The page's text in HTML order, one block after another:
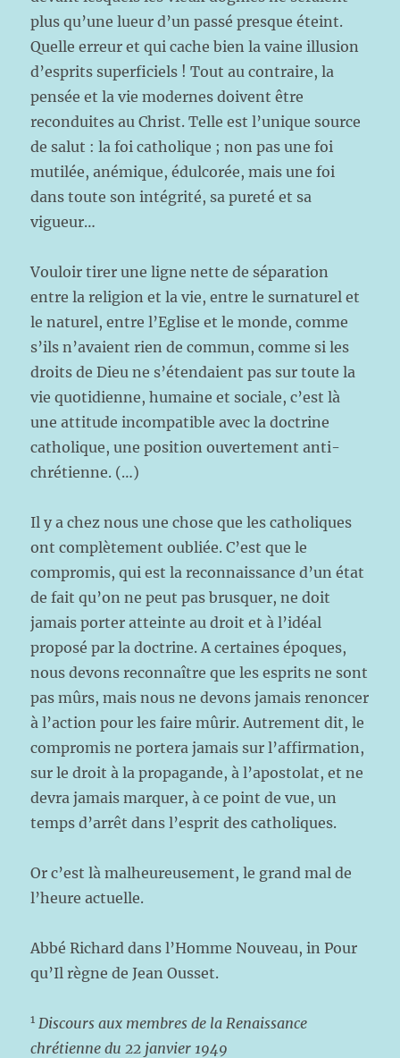
plus qu’une lueur d’un passé presque éteint.
Quelle erreur et qui cache bien la vaine illusion
d’esprits superficiels ! Tout au contraire, la
pensée et la vie modernes doivent être
reconduites au Christ. Telle est l’unique source
de salut : la foi catholique ; non pas une foi
mutilée, anémique, édulcorée, mais une foi
dans toute son intégrité, sa pureté et sa
vigueur…
Vouloir tirer une ligne nette de séparation
entre la religion et la vie, entre le surnaturel et
le naturel, entre l’Eglise et le monde, comme
s’ils n’avaient rien de commun, comme si les
droits de Dieu ne s’étendaient pas sur toute la
vie quotidienne, humaine et sociale, c’est là
une attitude incompatible avec la doctrine
catholique, une position ouvertement anti-
chrétienne. (…)
Il y a chez nous une chose que les catholiques
ont complètement oubliée. C’est que le
compromis, qui est la reconnaissance d’un état
de fait qu’on ne peut pas brusquer, ne doit
jamais porter atteinte au droit et à l’idéal
proposé par la doctrine. A certaines époques,
nous devons reconnaître que les esprits ne sont
pas mûrs, mais nous ne devons jamais renoncer
à l’action pour les faire mûrir. Autrement dit, le
compromis ne portera jamais sur l’affirmation,
sur le droit à la propagande, à l’apostolat, et ne
devra jamais marquer, à ce point de vue, un
temps d’arrêt dans l’esprit des catholiques.
Or c’est là malheureusement, le grand mal de
l’heure actuelle.
Abbé Richard dans l’Homme Nouveau, in Pour
qu’Il règne de Jean Ousset.
1 Discours aux membres de la Renaissance
chrétienne du 22 janvier 1949